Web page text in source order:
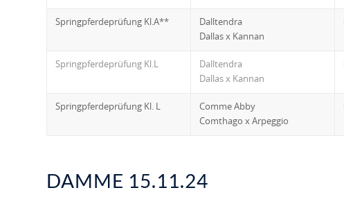
Springpferdeprüfung Kl.A**
Dalltendra
Dallas x Kannan
Springpferdeprüfung Kl.L
Dalltendra
Dallas x Kannan
Springpferdeprüfung Kl. L
Comme Abby
Comthago x Arpeggio
DAMME 15.11.24